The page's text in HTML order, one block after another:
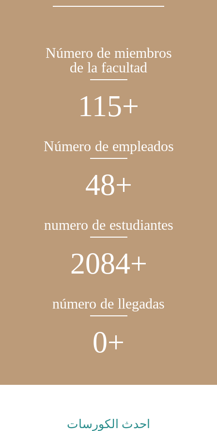
Número de miembros
de la facultad
134+
Número de empleados
56+
numero de estudiantes
2442+
número de llegadas
0+
أحدث الكورسات